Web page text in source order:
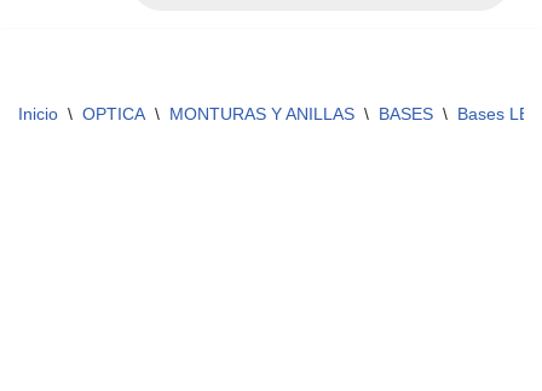
Inicio \ OPTICA \ MONTURAS Y ANILLAS \ BASES \ Bases